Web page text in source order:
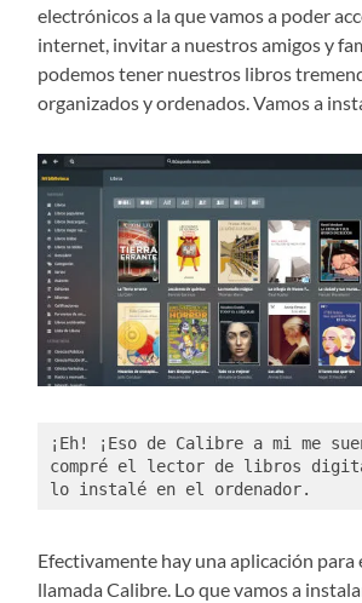
electrónicos a la que vamos a poder
internet, invitar a nuestros amigos y
podemos tener nuestros libros
organizados y ordenados. Vamos a
¡Eh! ¡Eso de Calibre a mi me
compré el lector de libros
lo instalé en el ordenador.
Efectivamente hay una aplicación
llamada Calibre. Lo que vamos a